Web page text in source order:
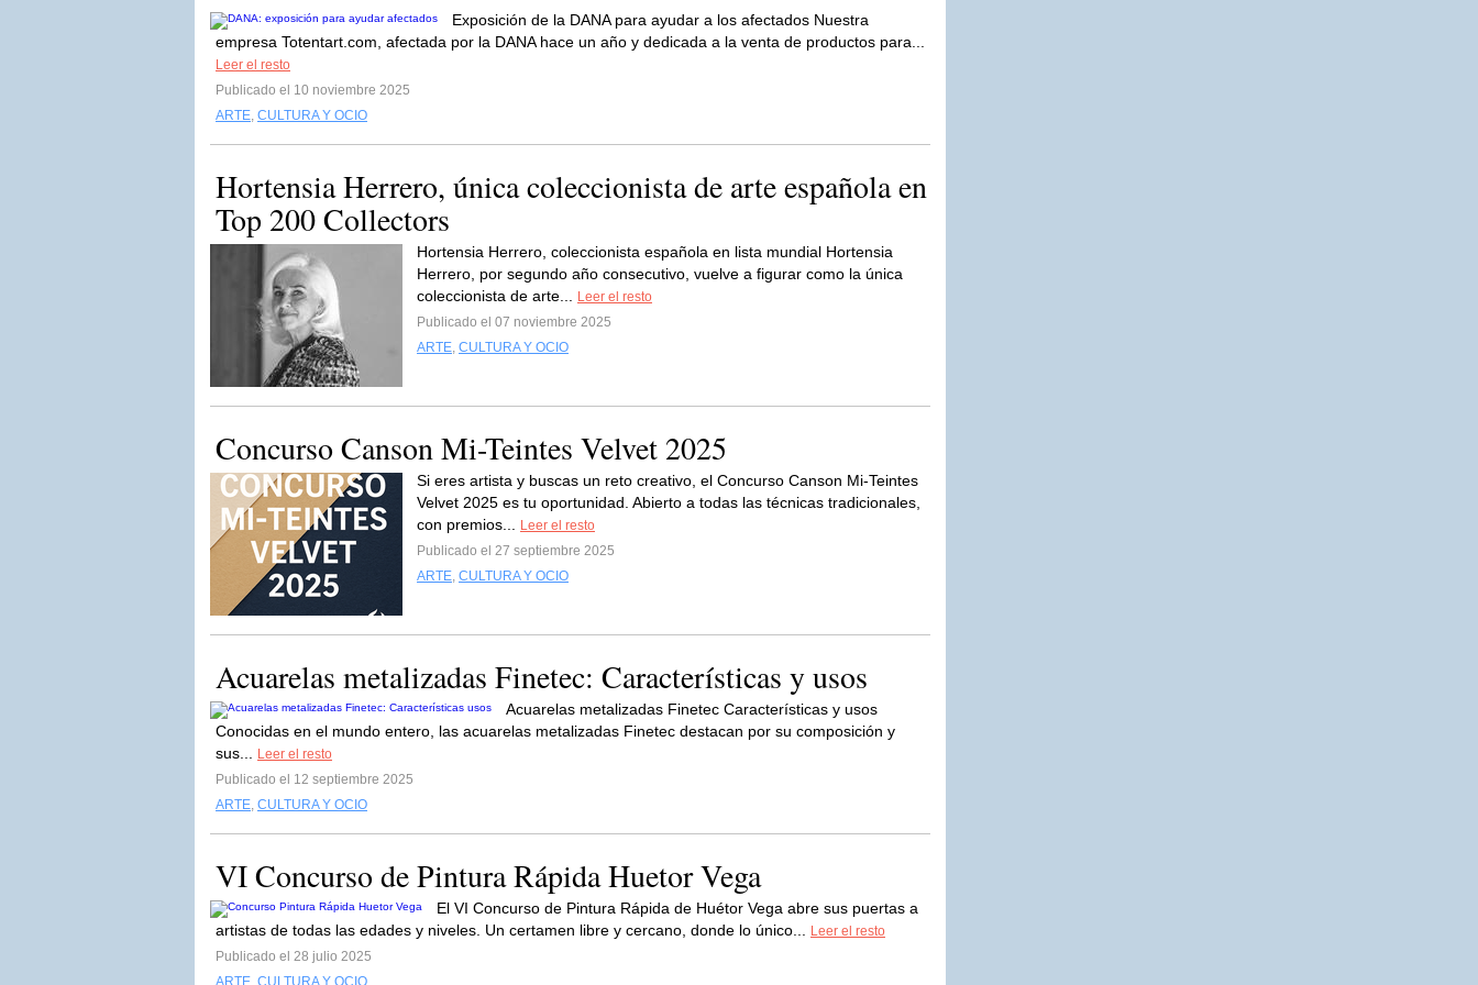
Exposición de la DANA para ayudar a los afectados Nuestra
empresa Totentart.com, afectada por la DANA hace un año y dedicada a la venta de productos para...
Leer el resto
Publicado el 10 noviembre 2025
ARTE, CULTURA Y OCIO
Hortensia Herrero, única coleccionista de arte española en
Top 200 Collectors
Hortensia Herrero, coleccionista española en lista mundial Hortensia
Herrero, por segundo año consecutivo, vuelve a figurar como la única
coleccionista de arte...
Leer el resto
Publicado el 07 noviembre 2025
ARTE, CULTURA Y OCIO
Concurso Canson Mi-Teintes Velvet 2025
Si eres artista y buscas un reto creativo, el Concurso Canson Mi-Teintes
Velvet 2025 es tu oportunidad. Abierto a todas las técnicas tradicionales,
con premios...
Leer el resto
Publicado el 27 septiembre 2025
ARTE, CULTURA Y OCIO
Acuarelas metalizadas Finetec: Características y usos
Acuarelas metalizadas Finetec Características y usos
Conocidas en el mundo entero, las acuarelas metalizadas Finetec destacan por su composición y
sus...
Leer el resto
Publicado el 12 septiembre 2025
ARTE, CULTURA Y OCIO
VI Concurso de Pintura Rápida Huetor Vega
El VI Concurso de Pintura Rápida de Huétor Vega abre sus puertas a
artistas de todas las edades y niveles. Un certamen libre y cercano, donde lo único...
Leer el resto
Publicado el 28 julio 2025
ARTE CULTURA Y OCIO